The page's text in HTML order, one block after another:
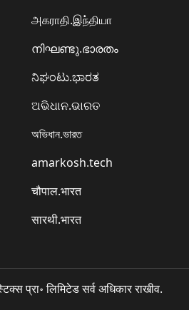
அகராதி.இந்தியா
നിഘണ്ടു.ഭാരതം
ನಿಘಂಟು.ಭಾರತ
ଅଭିଧାନ.ଭାରତ
অভিধান.ভারত
amarkosh.tech
चौपाल.भारत
सारथी.भारत
प्रा॰ लिमिटेड सर्व अधिकार राखीव.